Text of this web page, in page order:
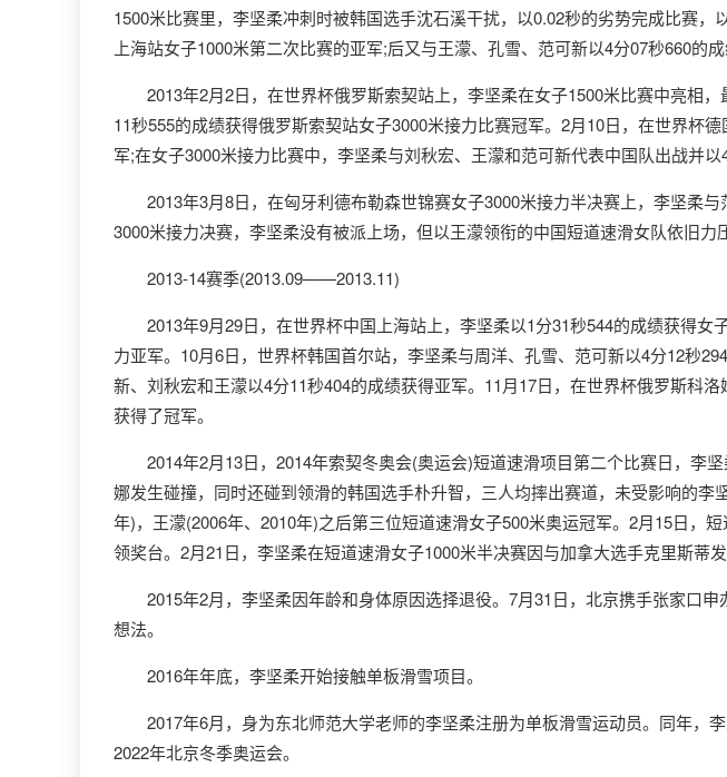
1500米比赛里，李坚柔冲刺时被韩国选手沈石溪干扰，以0.02秒的劣势完成比赛
上海站女子1000米第二次比赛的亚军;后又与王濛、孔雪、范可新以4分07秒660的
2013年2月2日，在世界杯俄罗斯索契站上，李坚柔在女子1500米比赛中亮相
11秒555的成绩获得俄罗斯索契站女子3000米接力比赛冠军。2月10日，在世界杯
军;在女子3000米接力比赛中，李坚柔与刘秋宏、王濛和范可新代表中国队出战并以
2013年3月8日，在匈牙利德布勒森世锦赛女子3000米接力半决赛上，李坚柔
3000米接力决赛，李坚柔没有被派上场，但以王濛领衔的中国短道速滑女队依旧
2013-14赛季(2013.09——2013.11)
2013年9月29日，在世界杯中国上海站上，李坚柔以1分31秒544的成绩获得女
力亚军。10月6日，世界杯韩国首尔站，李坚柔与周洋、孔雪、范可新以4分12秒
新、刘秋宏和王濛以4分11秒404的成绩获得亚军。11月17日，在世界杯俄罗斯科
获得了冠军。
2014年2月13日，2014年索契冬奥会(奥运会)短道速滑项目第二个比赛日，李
娜发生碰撞，同时还碰到领滑的韩国选手朴升智，三人均摔出赛道，未受影响的
年)，王濛(2006年、2010年)之后第三位短道速滑女子500米奥运冠军。2月15日，
领奖台。2月21日，李坚柔在短道速滑女子1000米半决赛因与加拿大选手克里斯蒂
2015年2月，李坚柔因年龄和身体原因选择退役。7月31日，北京携手张家口申
想法。
2016年年底，李坚柔开始接触单板滑雪项目。
2017年6月，身为东北师范大学老师的李坚柔注册为单板滑雪运动员。同年，
2022年北京冬季奥运会。